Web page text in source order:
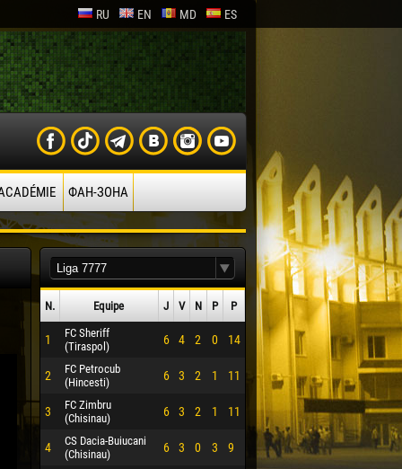
RU EN MD ES
ФАН-ЗОНА
N. Equipe J V N P P
1
FC Sheriff
(Tiraspol)
6 4 2 0 14
2
FC Petrocub
(Hincesti)
6 3 2 1 11
3
FC Zimbru
(Chisinau)
6 3 2 1 11
4
CS Dacia-Buiucani
(Chisinau)
6 3 0 3 9